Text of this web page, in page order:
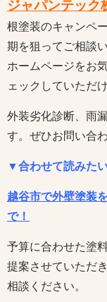
ジャパンテック
根塗装のキャンペ
期を狙ってご相談
ホームページをお
ェックしていただ
外装劣化診断、雨
す。ぜひお問い合
▼合わせて読みた
越谷市で外壁塗装
で！
予算に合わせた塗
提案させていただ
相談ください。